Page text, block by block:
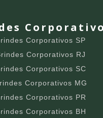
Corporativos SP
Corporativos RJ
Corporativos SC
Corporativos MG
Corporativos PR
Corporativos BH